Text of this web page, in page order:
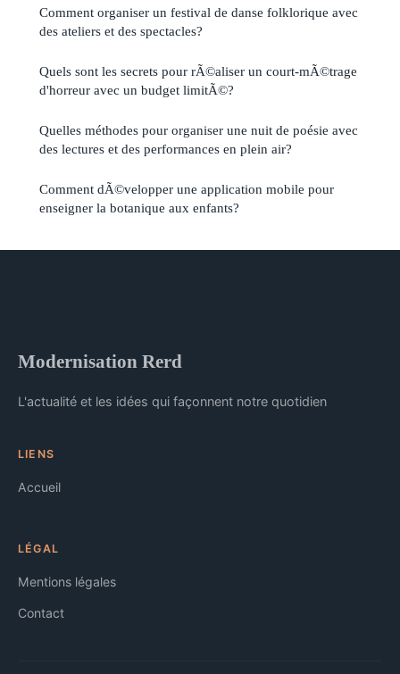
Comment organiser un festival de danse folklorique avec
des ateliers et des spectacles?
Quels sont les secrets pour rÃ©aliser un court-mÃ©trage
d'horreur avec un budget limitÃ©?
Quelles méthodes pour organiser une nuit de poésie avec
des lectures et des performances en plein air?
Comment dÃ©velopper une application mobile pour
enseigner la botanique aux enfants?
Modernisation Rerd
L'actualité et les idées qui façonnent notre quotidien
LIENS
Accueil
LÉGAL
Mentions légales
Contact